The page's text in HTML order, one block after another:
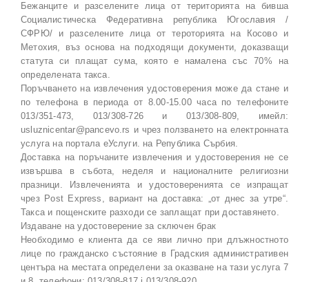
Бежанците и разселените лица от територията на бивша
Социалистическа Федеративна република Югославия /
СФРЮ/ и разселените лица от тероторията на Косово и
Метохия, въз основа на подходящи документи, доказващи
статута си плащат сума, която е намалена със 70% на
определената такса.
Поръчването на извлечения удостоверения може да стане и
по телефона в периода от 8.00-15.00 часа по телефоните
013/351-473, 013/308-726 и 013/308-809, имейл:
usluznicentar@pancevo.rs и чрез ползването на електронната
услуга на портала еУслуги. на Република Сърбия.
Доставка на поръчаните извлечения и удостоверения не се
извършва в събота, неделя и националните религиозни
празници. Извлеченията и удостоверенията се изпращат
чрез Post Express, вариант на доставка: „от днес за утре“.
Такса и пощенските разходи се заплащат при доставянето.
Издаване на удостоверение за сключен брак
Необходимо е клиента да се яви лично при длъжностното
лице по гражданско състояние в Градския административен
центъра на местата определени за оказване на тази услуга 7